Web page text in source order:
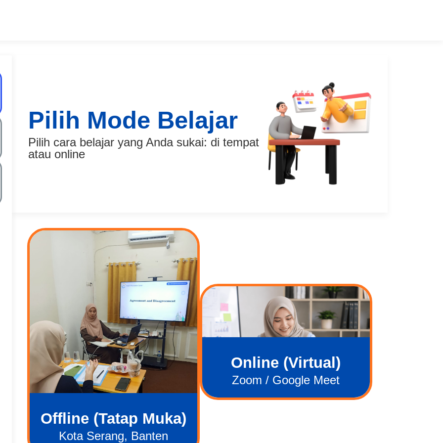
Pilih Mode Belajar
Pilih cara belajar yang Anda sukai: di tempat
atau online
Offline (Tatap Muka)
Kota Serang, Banten
Online (Virtual)
Zoom / Google Meet